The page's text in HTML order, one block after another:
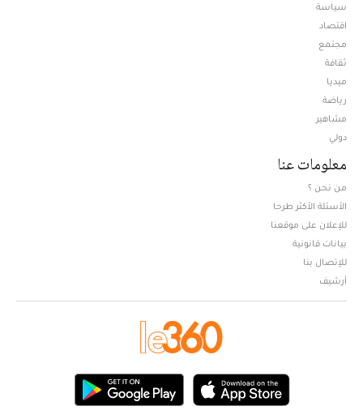
سياسة
اقتصاد
مجتمع
ثقافة
ميديا
رياضة
مشاهير
دولي
معلومات عنا
من نحن ؟
الأسئلة الأكثر طرحا
للإعلان على موقعنا
بيانات قانونية
للإتصال بنا
أرشيف